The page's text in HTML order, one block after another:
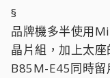
§
品牌機多半使用
晶片組，加上太
B85M-E45同時留